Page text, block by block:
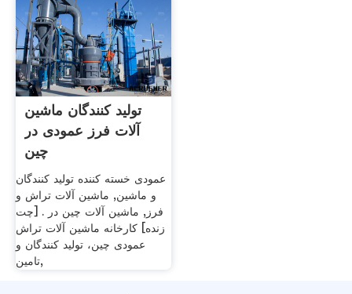
تولید کنندگان ماشین
آلات فرز عمودی در
چین
عمودی خسته کننده تولید کنندگان
و ماشین, ماشین آلات تراش و
فرز, ماشین آلات چین در . [چت
زنده] کارخانه ماشین آلات تراش
عمودی چین، تولید کنندگان و
تامین,